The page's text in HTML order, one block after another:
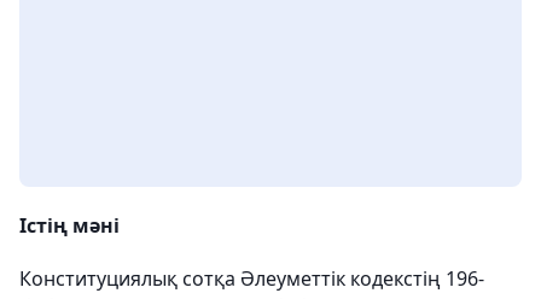
Істің мәні
Конституциялық сотқа Әлеуметтік кодекстің 196-